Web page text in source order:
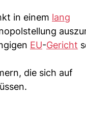
in einem lang
EU-Gericht
die sich auf